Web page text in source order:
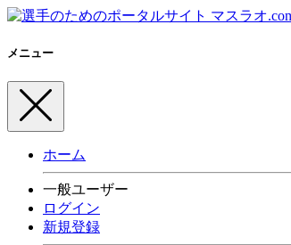
メニュー
ホーム
一般ユーザー
ログイン
新規登録